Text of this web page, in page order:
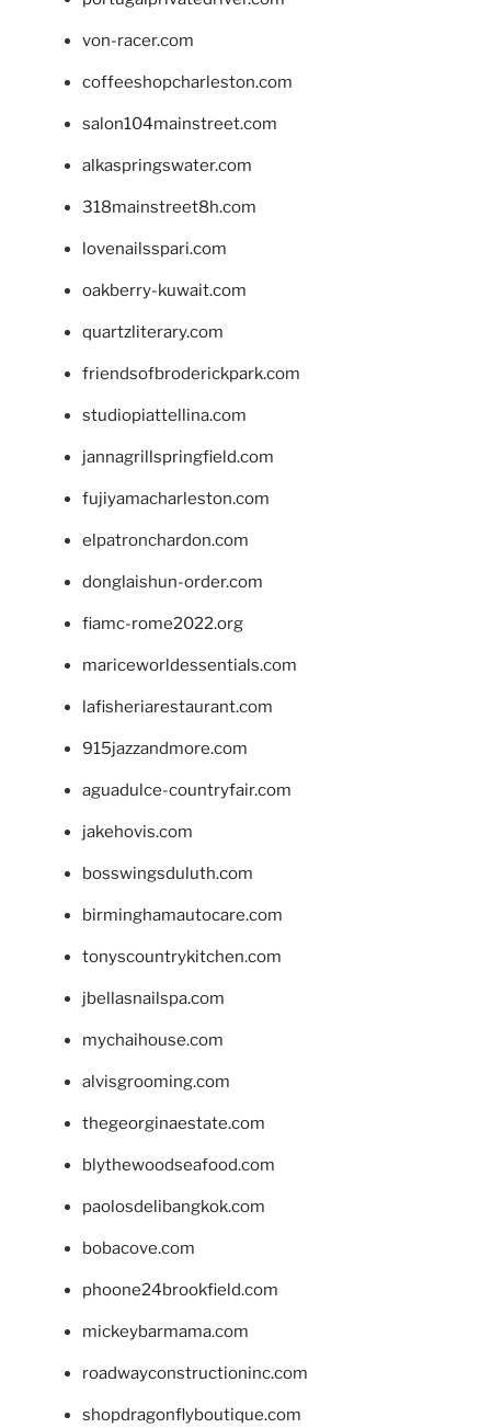
von-racer.com
coffeeshopcharleston.com
salon104mainstreet.com
alkaspringswater.com
318mainstreet8h.com
lovenailsspari.com
oakberry-kuwait.com
quartzliterary.com
friendsofbroderickpark.com
studiopiattellina.com
jannagrillspringfield.com
fujiyamacharleston.com
elpatronchardon.com
donglaishun-order.com
fiamc-rome2022.org
mariceworldessentials.com
lafisheriarestaurant.com
915jazzandmore.com
aguadulce-countryfair.com
jakehovis.com
bosswingsduluth.com
birminghamautocare.com
tonyscountrykitchen.com
jbellasnailspa.com
mychaihouse.com
alvisgrooming.com
thegeorginaestate.com
blythewoodseafood.com
paolosdelibangkok.com
bobacove.com
phoone24brookfield.com
mickeybarmama.com
roadwayconstructioninc.com
shopdragonflyboutique.com